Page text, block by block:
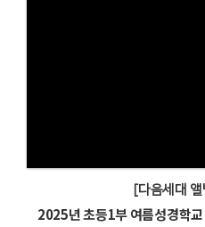
[다음세대